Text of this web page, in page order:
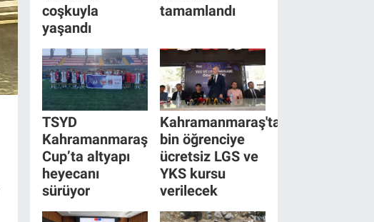
coşkuyla
yaşandı
tamamlandı
TSYD
Kahramanmaraş
Cup’ta altyapı
heyecanı
sürüyor
Kahramanmaraş'ta
bin öğrenciye
ücretsiz LGS ve
YKS kursu
verilecek